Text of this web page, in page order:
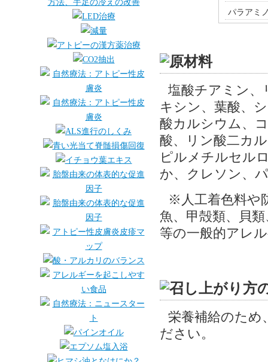
パラアミ
塩酸チアミン、
キシン、葉酸、
酸カルシウム、
酸、リン酸二カ
ピルメチルセル
か、クレソン、
※人工着色料や
魚、甲殻類、貝
等の一般的アレ
栄養補給のため
ださい。